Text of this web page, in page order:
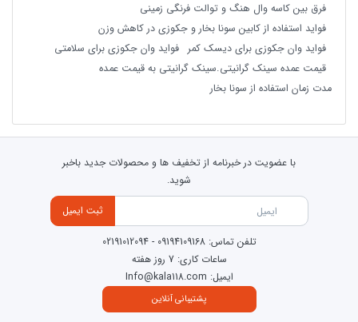
فرق بین کاسه وال هنگ و توالت فرنگی زمینی
فواید استفاده از کابین سونا بخار و جکوزی در کاهش وزن
فواید وان جکوزی برای دیسک کمر فواید وان جکوزی برای سلامتی
قیمت عمده سینک گرانیتی.سینک گرانیتی به قیمت عمده
مدت زمان استفاده از سونا بخار
با عضویت در خبرنامه از تخفیف ها و محصولات جدید باخبر
شوید.
ثبت ایمیل
پشتیبانی آنلاین
تلفن تماس:09194109168
-
02191012094
ساعات کاری: 7 روز هفته
ایمیل: Info@kala118.com